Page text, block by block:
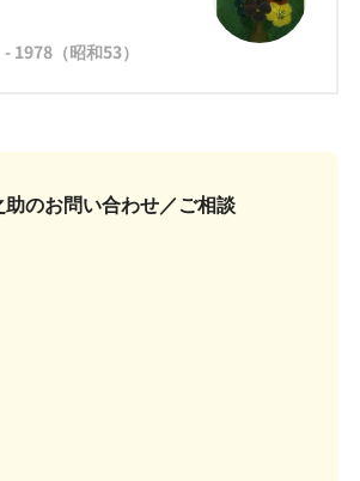
1978（昭和53）
助のお問い合わせ／ご相談